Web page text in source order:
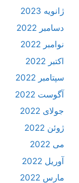
ژانویه 2023
دسامبر 2022
نوامبر 2022
اکتبر 2022
سپتامبر 2022
آگوست 2022
جولای 2022
ژوئن 2022
می 2022
آوریل 2022
مارس 2022